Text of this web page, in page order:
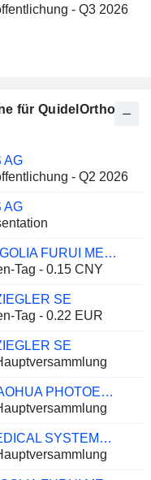
- Q3 2026
für QuidelOrtho
AG
- Q2 2026
AG
INNER MONGOLIA FURUI MEDICAL SCIENCE CO., LTD.
Tag - 0.15 CNY
SE
Tag - 0.22 EUR
SE
SHANGHAI AOHUA PHOTOELECTRICITY ENDOSCOPE CO., LTD.
CONTEC MEDICAL SYSTEMS CO.,LTD